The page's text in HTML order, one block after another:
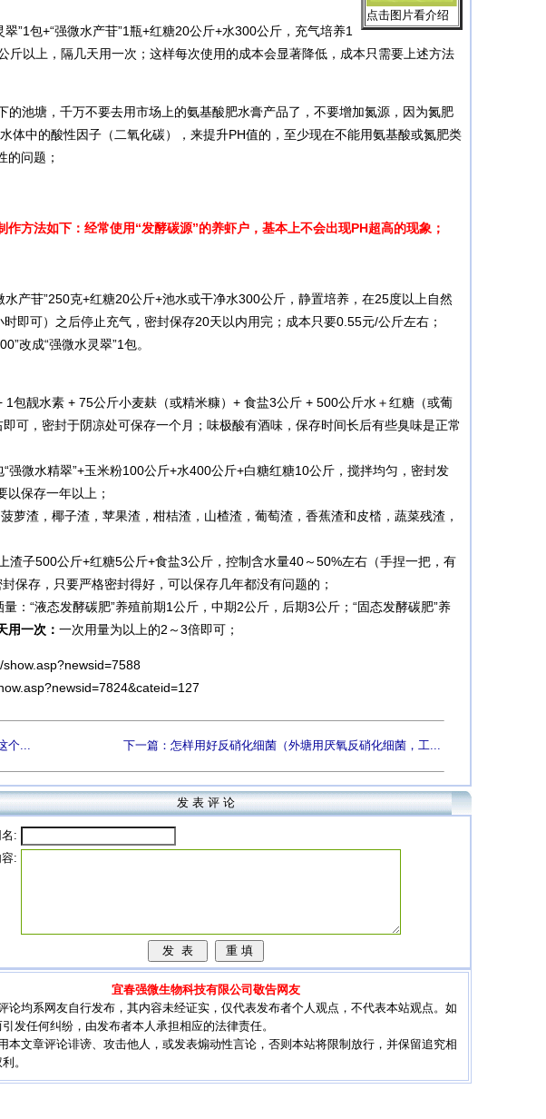
点击图片看介绍
包+“强微水产苷”1瓶+红糖20公斤+水300公斤，充气培养1
以上，隔几天用一次；这样每次使用的成本会显著降低，成本只需要上述方法
池塘，千万不要去用市场上的氨基酸肥水膏产品了，不要增加氮源，因为氮肥
体中的酸性因子（二氧化碳），来提升PH值的，至少现在不能用氨基酸或氮肥类
的问题；
法如下：经常使用“发酵碳源”的养虾户，基本上不会出现PH超高的现象；
水产苷”250克+红糖20公斤+池水或干净水300公斤，静置培养，在25度以上自然
即可）之后停止充气，密封保存20天以内用完；成本只要0.55元/公斤左右；
改成“强微水灵翠”1包。
1包靓水素 + 75公斤小麦麸（或精米糠）+ 食盐3公斤 + 500公斤水＋红糖（或葡
可，密封于阴凉处可保存一个月；味极酸有酒味，保存时间长后有些臭味是正常
“强微水精翠”+玉米粉100公斤+水400公斤+白糖红糖10公斤，搅拌均匀，密封发
保存一年以上；
萝渣，椰子渣，苹果渣，柑桔渣，山楂渣，葡萄渣，香蕉渣和皮㭼，蔬菜残渣，
渣子500公斤+红糖5公斤+食盐3公斤，控制含水量40～50%左右（手捏一把，有
保存，只要严格密封得好，可以保存几年都没有问题的；
：“液态发酵碳肥”养殖前期1公斤，中期2公斤，后期3公斤；“固态发酵碳肥”养
用一次： 一次用量为以上的2～3倍即可；
个... 下一篇：怎样用好反硝化细菌（外塘用厌氧反硝化细菌，工...
发 表 评 论
:
:
宜春强微生物科技有限公司敬告网友
论均系网友自行发布，其内容未经证实，仅代表发布者个人观点，不代表本站观点。如
发任何纠纷，由发布者本人承担相应的法律责任。
本文章评论诽谤、攻击他人，或发表煽动性言论，否则本站将限制放行，并保留追究相
。